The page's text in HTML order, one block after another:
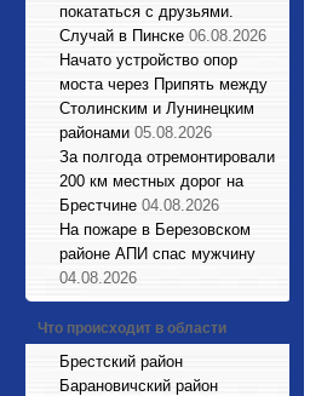
покататься с друзьями.
Случай в Пинске 06.08.2026
Начато устройство опор
моста через Припять между
Столинским и Лунинецким
районами 05.08.2026
За полгода отремонтировали
200 км местных дорог на
Брестчине 04.08.2026
На пожаре в Березовском
районе АПИ спас мужчину
04.08.2026
Что происходит в области
Брестский район
Барановичский район